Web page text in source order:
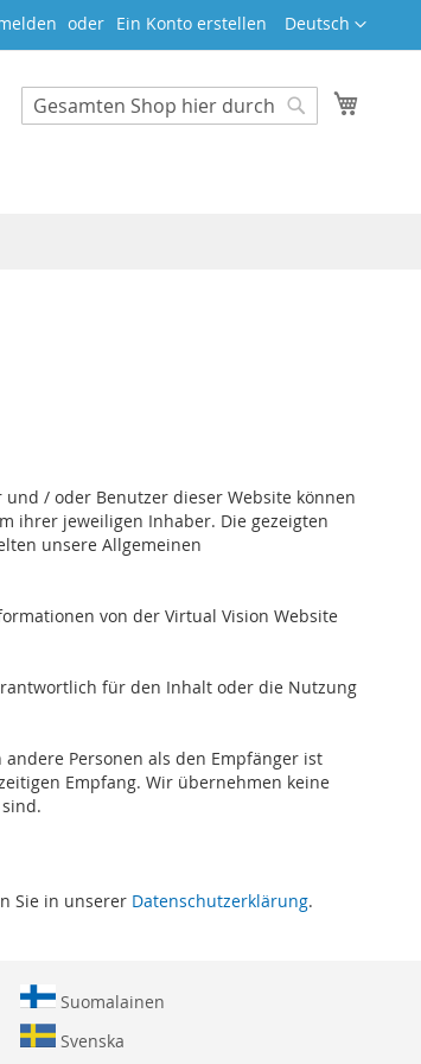
Sprache
Deutsch
Ein Konto erstellen
Search
/ oder Benutzer dieser Website können
ihrer jeweiligen Inhaber. Die gezeigten
unsere Allgemeinen
von der Virtual Vision Website
für den Inhalt oder die Nutzung
Personen als den Empfänger ist
Empfang. Wir übernehmen keine
Sie in unserer Datenschutzerklärung.
Suomalainen
Svenska